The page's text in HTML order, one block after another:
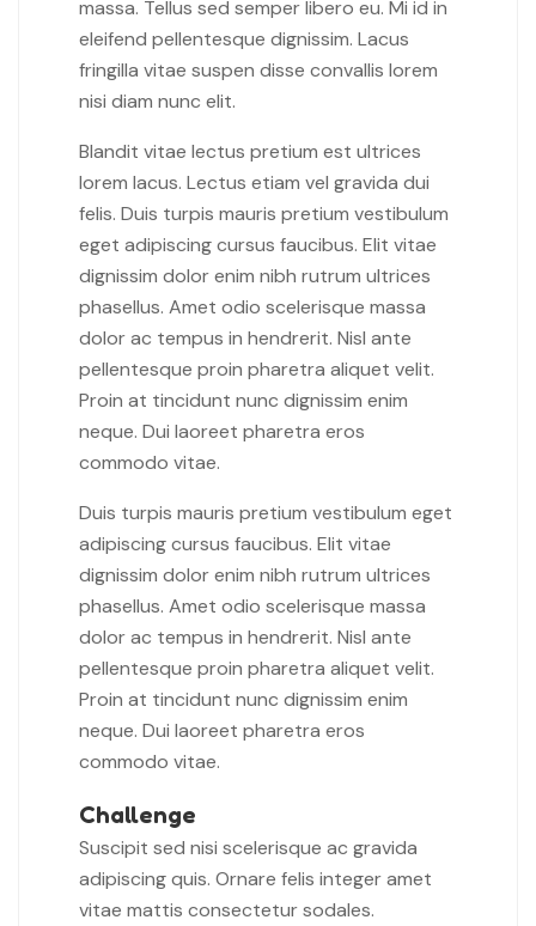
massa. Tellus sed semper libero eu. Mi id in
eleifend pellentesque dignissim. Lacus
fringilla vitae suspen disse convallis lorem
nisi diam nunc elit.
Blandit vitae lectus pretium est ultrices
lorem lacus. Lectus etiam vel gravida dui
felis. Duis turpis mauris pretium vestibulum
eget adipiscing cursus faucibus. Elit vitae
dignissim dolor enim nibh rutrum ultrices
phasellus. Amet odio scelerisque massa
dolor ac tempus in hendrerit. Nisl ante
pellentesque proin pharetra aliquet velit.
Proin at tincidunt nunc dignissim enim
neque. Dui laoreet pharetra eros
commodo vitae.
Duis turpis mauris pretium vestibulum eget
adipiscing cursus faucibus. Elit vitae
dignissim dolor enim nibh rutrum ultrices
phasellus. Amet odio scelerisque massa
dolor ac tempus in hendrerit. Nisl ante
pellentesque proin pharetra aliquet velit.
Proin at tincidunt nunc dignissim enim
neque. Dui laoreet pharetra eros
commodo vitae.
Challenge
Suscipit sed nisi scelerisque ac gravida
adipiscing quis. Ornare felis integer amet
vitae mattis consectetur sodales.